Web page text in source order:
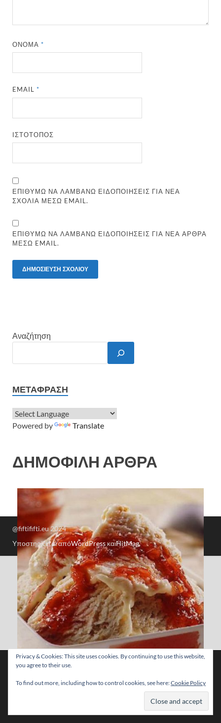
ΌΝΟΜΑ*
EMAIL*
ΙΣΤΌΤΟΠΟΣ
ΕΠΙΘΥΜΏ ΝΑ ΛΑΜΒΆΝΩ ΕΙΔΟΠΟΙΉΣΕΙΣ ΓΙΑ ΝΈΑ
ΣΧΌΛΙΑ ΜΈΣΩ EMAIL.
ΕΠΙΘΥΜΏ ΝΑ ΛΑΜΒΆΝΩ ΕΙΔΟΠΟΙΉΣΕΙΣ ΓΙΑ ΝΈΑ ΆΡΘΡΑ
ΜΈΣΩ EMAIL.
Αναζήτηση
ΜΕΤΆΦΡΑΣΗ
Powered by Translate
ΔΗΜΟΦΙΛΗ ΑΡΘΡΑ
Σπιτικό παγωτό μπισκότου με πτι μπερ
@fiftififti.eu 2024
Υποστηρίζεται απόWordPressκαιHitMag.
Χρησιμοποιούμε cookies για να σας προσφέρουμε τη
βέλτιστη εμπειρία πλοήγησης στον ιστότοπό μας.
Μπορείτε να μάθετε ποια cookies χρησιμοποιούμε ή να τα
απενεργοποιήσετε στιςρυθμίσεις
Privacy & Cookies: This site uses cookies. By continuing to use this website,
you agree to their use.
To find out more, including how to control cookies, see here:Cookie Policy